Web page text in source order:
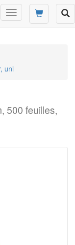
Changer
mode
uni
500 feuilles,